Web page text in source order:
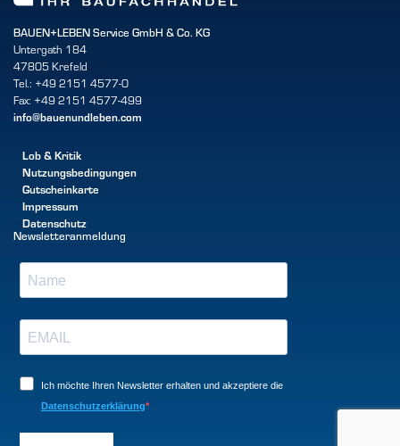
BAUEN+LEBEN Service GmbH & Co. KG
Untergath 184
47805 Krefeld
Tel.: +49 2151 4577-0
Fax: +49 2151 4577-499
info@bauenundleben.com
Lob & Kritik
Nutzungsbedingungen
Gutscheinkarte
Impressum
Datenschutz
Newsletteranmeldung
Ich möchte Ihren Newsletter erhalten und akzeptiere die
Datenschutzerklärung